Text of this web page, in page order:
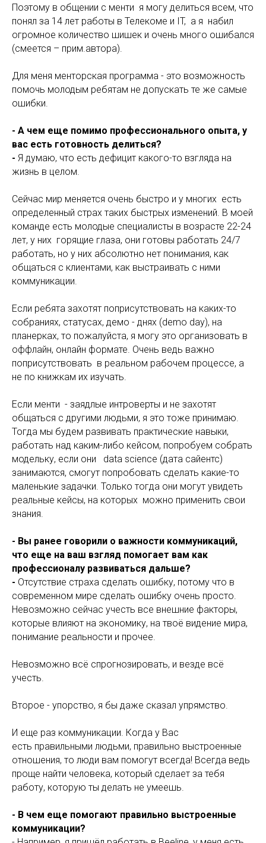
Поэтому в общении с менти я могу делиться всем, что
понял за 14 лет работы в Телекоме и IT, а я набил
огромное количество шишек и очень много ошибался
(смеется – прим.автора).
Для меня менторская программа - это возможность
помочь молодым ребятам не допускать те же самые
ошибки.
- А чем еще помимо профессионального опыта, у
вас есть готовность делиться?
- Я думаю, что есть дефицит какого-то взгляда на
жизнь в целом.
Сейчас мир меняется очень быстро и у многих есть
определенный страх таких быстрых изменений. В моей
команде есть молодые специалисты в возрасте 22-24
лет, у них горящие глаза, они готовы работать 24/7
работать, но у них абсолютно нет понимания, как
общаться с клиентами, как выстраивать с ними
коммуникации.
Если ребята захотят поприсутствовать на каких-то
собраниях, статусах, демо - днях (demo day), на
планерках, то пожалуйста, я могу это организовать в
оффлайн, онлайн формате. Очень ведь важно
поприсутствовать в реальном рабочем процессе, а
не по книжкам их изучать.
Если менти - заядлые интроверты и не захотят
общаться с другими людьми, я это тоже принимаю.
Тогда мы будем развивать практические навыки,
работать над каким-либо кейсом, попробуем собрать
модельку, если они data scienсе (дата сайентс)
занимаются, смогут попробовать сделать какие-то
маленькие задачки. Только тогда они могут увидеть
реальные кейсы, на которых можно применить свои
знания.
- Вы ранее говорили о важности коммуникаций,
что еще на ваш взгляд помогает вам как
профессионалу развиваться дальше?
- Отсутствие страха сделать ошибку, потому что в
современном мире сделать ошибку очень просто.
Невозможно сейчас учесть все внешние факторы,
которые влияют на экономику, на твоё видение мира,
понимание реальности и прочее.
Невозможно всё спрогнозировать, и везде всё
учесть.
Второе - упорство, я бы даже сказал упрямство.
И еще раз коммуникации. Когда у Вас
есть правильными людьми, правильно выстроенные
отношения, то люди вам помогут всегда! Всегда ведь
проще найти человека, который сделает за тебя
работу, которую ты делать не умеешь.
- В чем еще помогают правильно выстроенные
коммуникации?